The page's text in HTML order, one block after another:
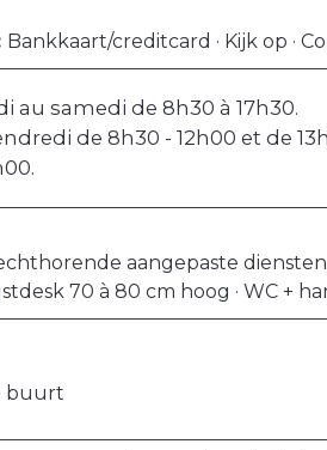
Bankkaart/creditcard · Kijk op ·
au samedi de 8h30 à 17h30.
de 8h30 - 12h00 et de
aangepaste diensten
70 à 80 cm hoog · WC +
buurt